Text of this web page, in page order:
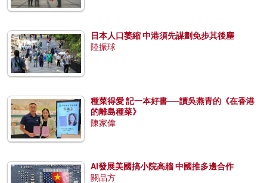
日本人口萎縮 中港須先謀劃免步其後塵
陸振球
種菜得愛 記一本好書──讀吳燕青的《在香港
的離島種菜》
陳家偉
AI發展美國搞小院高牆 中國推多邊合作
關品方